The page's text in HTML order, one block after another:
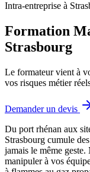
Intra-entreprise à
Formation
Strasbourg
Le formateur vient à
vos risques métier
Demander un devis
Du port rhénan aux
Strasbourg cumule
jamais le même geste.
manipuler à vos